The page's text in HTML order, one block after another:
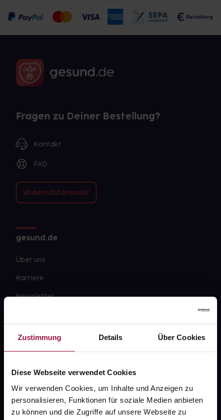
Zustimmung Details Über Cookies
Diese Webseite verwendet Cookies
Wir verwenden Cookies, um Inhalte und Anzeigen zu
personalisieren, Funktionen für soziale Medien anbieten
zu können und die Zugriffe auf unsere Webseite zu
Fragen zu Deiner Bestellung?
Kontakt
FAQ
Widerrufsformular
gesund.de
Über uns
Karriere
Newsletter
PAYBACK
gesund-versorger.de
Sanitätshäuser
Datenschutz